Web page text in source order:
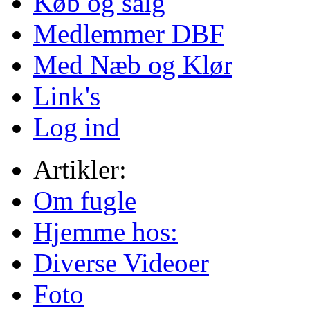
Medlemmer DBF
Med Næb og Klør
Link's
Log ind
Artikler:
Om fugle
Hjemme hos:
Diverse Videoer
Foto